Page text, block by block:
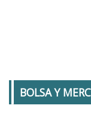
BOLSA Y